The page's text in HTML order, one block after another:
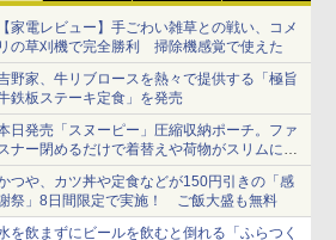
家電レビュー】手ごわい雑草との戦い、コメ
の草刈機で完全勝利 掃除機感覚で使えた
野家、牛リブロースを熱々で提供する「極旨
鉄板ステーキ定食」を発売
日発売「スヌーピー」圧縮収納ポーチ。ファ
ナー閉めるだけで着替えや荷物がスリムにま
まる
つや、カツ丼や定食などが150円引きの「感
祭」8日間限定で実施！ ご飯大盛も無料
を飲まずにビールを飲むと倒れる「ふらつく